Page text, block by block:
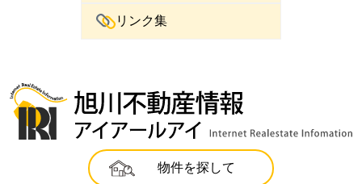
リンク集
物件を探して